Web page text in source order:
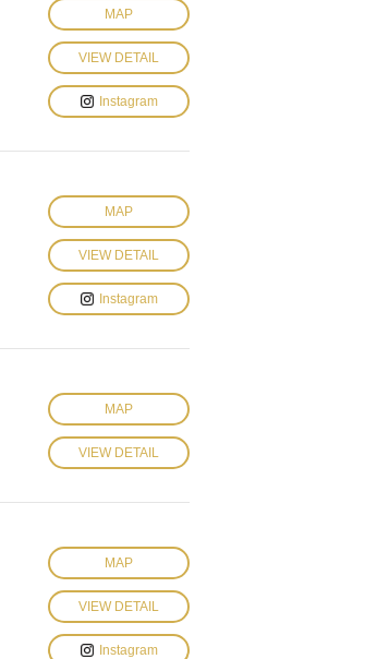
MAP
VIEW DETAIL
Instagram
MAP
VIEW DETAIL
Instagram
MAP
VIEW DETAIL
MAP
VIEW DETAIL
Instagram